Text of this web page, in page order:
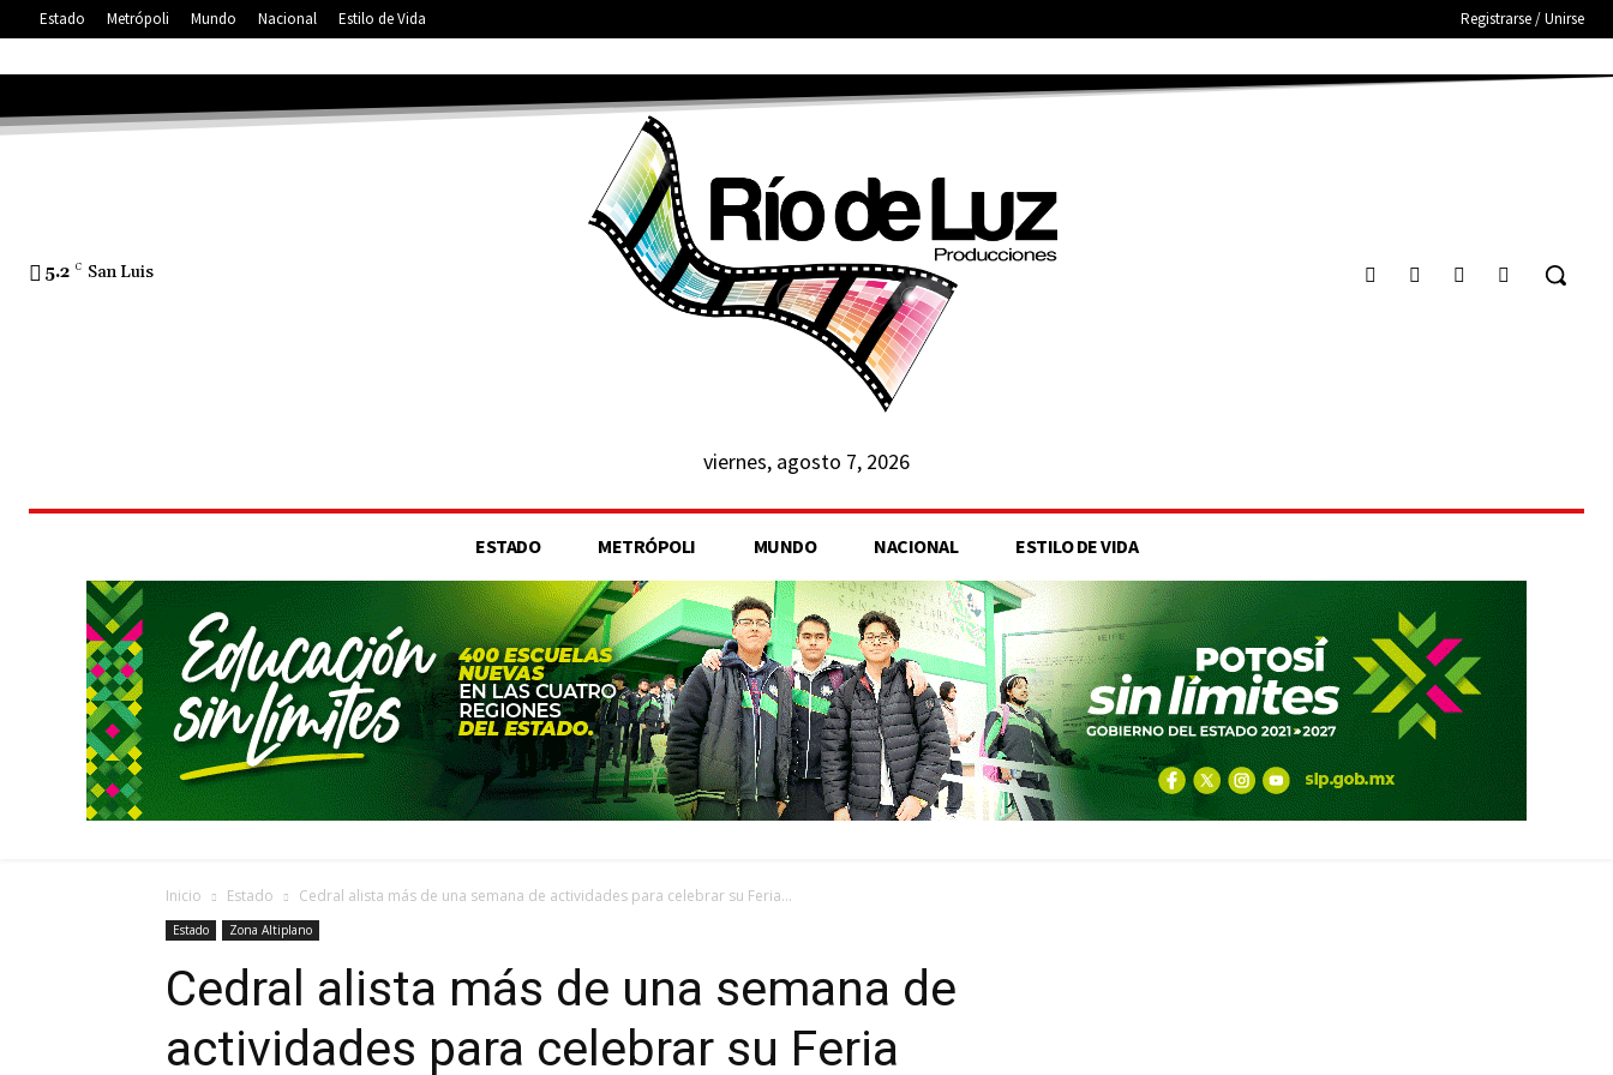
Estado Metrópoli Mundo Nacional Estilo de Vida Registrarse / Unirse
5.2 C San Luis
viernes, agosto 7, 2026
ESTADO METRÓPOLI MUNDO NACIONAL ESTILO DE VIDA
Inicio Estado Cedral alista más de una semana de actividades para celebrar su Feria...
Estado Zona Altiplano
Cedral alista más de una semana de
actividades para celebrar su Feria